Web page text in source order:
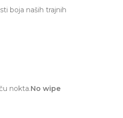
boja naših trajnih
nokta.No wipe